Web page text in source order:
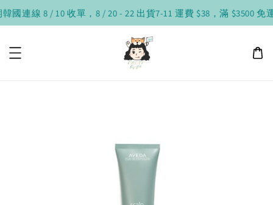
國連線 8 / 10 收單，8 / 20 - 22 出貨7-11 運費 $38，滿 $3500 免運